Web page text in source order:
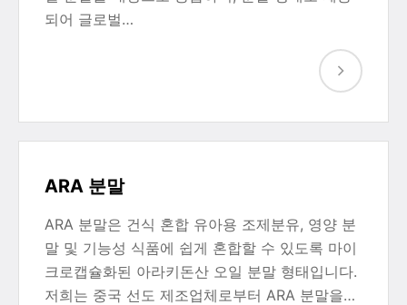
되어 글로벌…
ARA 분말
ARA 분말은 건식 혼합 유아용 조제분유, 영양 분
말 및 기능성 식품에 쉽게 혼합할 수 있도록 마이
크로캡슐화된 아라키돈산 오일 분말 형태입니다.
저희는 중국 선도 제조업체로부터 ARA 분말을…